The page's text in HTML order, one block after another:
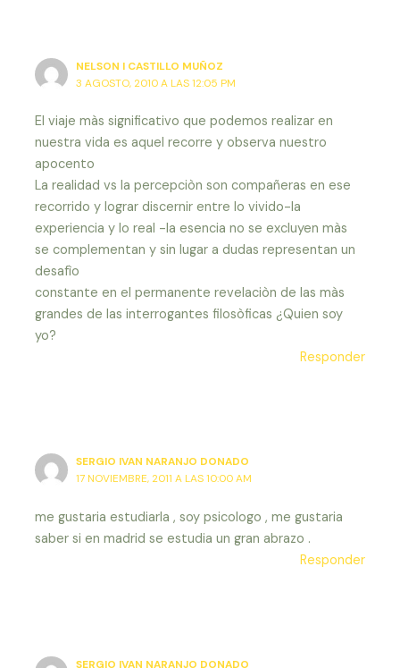
NELSON I CASTILLO MUÑOZ
3 AGOSTO, 2010 A LAS 12:05 PM
El viaje màs significativo que podemos realizar en
nuestra vida es aquel recorre y observa nuestro
apocento
La realidad vs la percepciòn son compañeras en ese
recorrido y lograr discernir entre lo vivido-la
experiencia y lo real -la esencia no se excluyen màs
se complementan y sin lugar a dudas representan un
desafìo
constante en el permanente revelaciòn de las màs
grandes de las interrogantes filosòficas ¿Quien soy
yo?
Responder
SERGIO IVAN NARANJO DONADO
17 NOVIEMBRE, 2011 A LAS 10:00 AM
me gustaria estudiarla , soy psicologo , me gustaria
saber si en madrid se estudia un gran abrazo .
Responder
SERGIO IVAN NARANJO DONADO